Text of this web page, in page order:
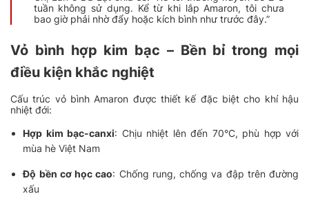
tuần không sử dụng. Kể từ khi lắp Amaron, tôi chưa
bao giờ phải nhờ đẩy hoặc kích bình như trước đây.”
Vỏ bình hợp kim bạc – Bền bỉ trong mọi
điều kiện khắc nghiệt
Cấu trúc vỏ bình Amaron được thiết kế đặc biệt cho khí hậu
nhiệt đới:
Hợp kim bạc-canxi: Chịu nhiệt lên đến 70°C, phù hợp với
mùa hè Việt Nam
Độ bền cơ học cao: Chống rung, chống va đập trên đường
xấu